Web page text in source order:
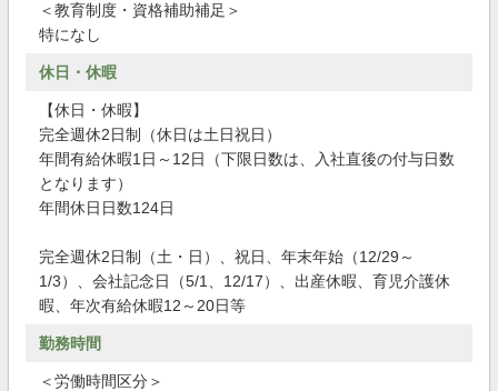
＜教育制度・資格補助補足＞
特になし
休日・休暇
【休日・休暇】
完全週休2日制（休日は土日祝日）
年間有給休暇1日～12日（下限日数は、入社直後の付与日数
となります）
年間休日日数124日
完全週休2日制（土・日）、祝日、年末年始（12/29～
1/3）、会社記念日（5/1、12/17）、出産休暇、育児介護休
暇、年次有給休暇12～20日等
勤務時間
＜労働時間区分＞